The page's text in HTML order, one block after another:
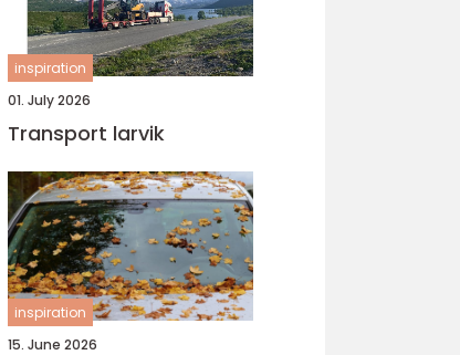
inspiration
01. July 2026
Transport larvik
inspiration
15. June 2026